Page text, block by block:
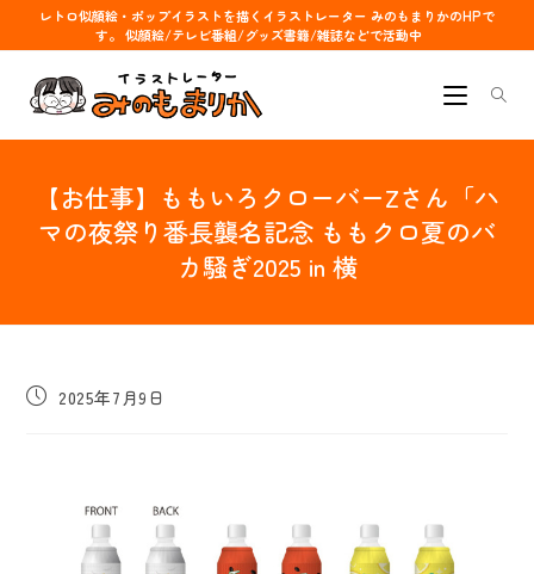
レトロ似顔絵・ポップイラストを描くイラストレーター みのもまりかのHPで
す。 似顔絵/テレビ番組/グッズ書籍/雑誌などで活動中
【お仕事】ももいろクローバーZさん「ハ
マの夜祭り番長襲名記念 ももクロ夏のバ
カ騒ぎ2025 in 横
投
2025年7月9日